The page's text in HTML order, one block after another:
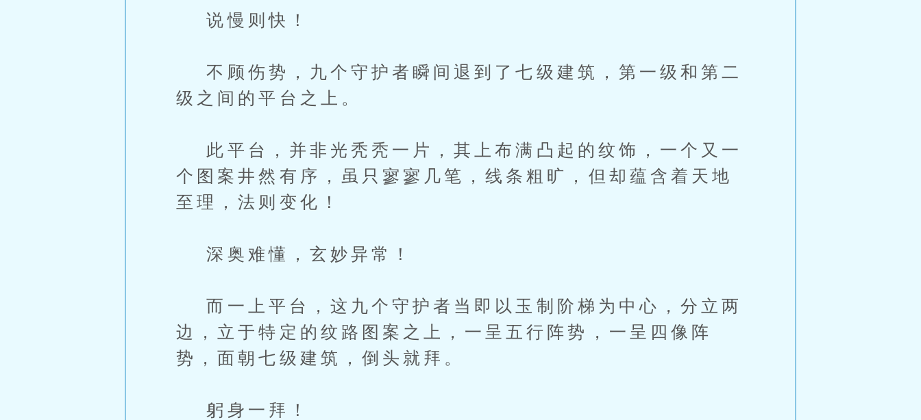
说慢则快！
不顾伤势，九个守护者瞬间退到了七级建筑，第一级和第二
级之间的平台之上。
此平台，并非光秃秃一片，其上布满凸起的纹饰，一个又一
个图案井然有序，虽只寥寥几笔，线条粗旷，但却蕴含着天地
至理，法则变化！
深奥难懂，玄妙异常！
而一上平台，这九个守护者当即以玉制阶梯为中心，分立两
边，立于特定的纹路图案之上，一呈五行阵势，一呈四像阵
势，面朝七级建筑，倒头就拜。
躬身一拜！